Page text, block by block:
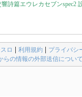
響詩篇エウレカセブンspec2
ロ 利用規約 プライバシ
らの情報の外部送信について